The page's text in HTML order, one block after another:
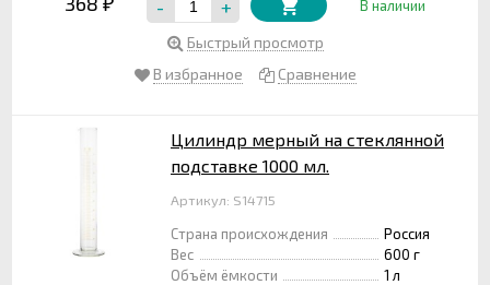
₽ - + В наличии
Быстрый просмотр
В избранное
Сравнение
Цилиндр мерный на стеклянной
подставке 1000 мл.
Артикул: S14715
Страна происхождения
Россия
Вес
600 г
Объём ёмкости
1 л